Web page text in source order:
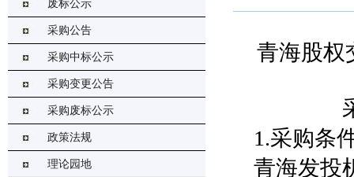
废标公示
采购公告
采购中标公示
采购变更公告
采购废标公示
政策法规
理论园地
青海股权
1.采购条
青海发投